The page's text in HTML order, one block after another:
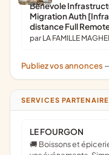
Bénévole
Migration Auth
distance Full
par LA FAMILLE
Publiez vos annonces -
SERVICES
LE FOURGON
🚚 Boissons et épicerie consignées, livrées et reprises pour